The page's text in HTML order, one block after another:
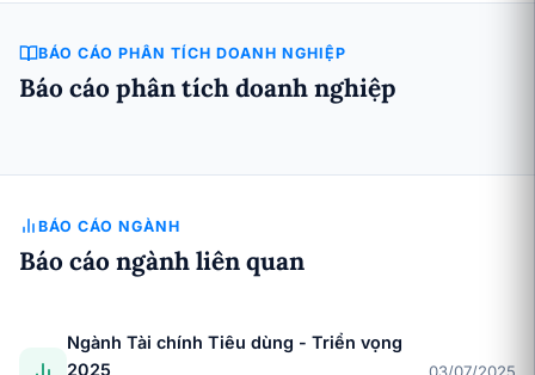
BÁO CÁO PHÂN TÍCH DOANH NGHIỆP
Báo cáo phân tích doanh nghiệp
BÁO CÁO NGÀNH
Báo cáo ngành liên quan
Ngành Tài chính Tiêu dùng - Triển vọng
2025
03/07/2025